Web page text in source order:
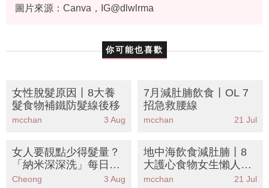
圖片來源：Canva，IG@dlwlrma
你可能也喜歡
女性脫髮原因丨8大養
髮食物補鐵防髮線後移
mcchan 3 Aug
7月減肚腩飲食丨OL 7
招急救腰線
mcchan 21 Jul
女人要靚點少得髮量？
「納米深深洗」每日還
原豐盈蓬鬆感！
Cheong 3 Aug
地中海飲食減肚腩丨8
大護心食物女生懶人餐
單
mcchan 21 Jul